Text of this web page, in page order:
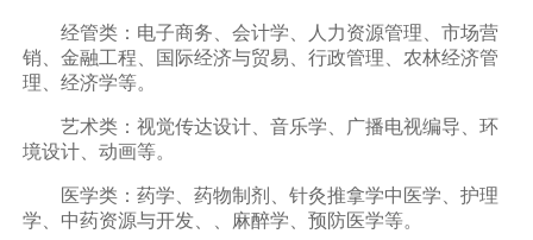
经管类：电子商务、会计学、人力资源管理、市场营
销、金融工程、国际经济与贸易、行政管理、农林经济管
理、经济学等。
艺术类：视觉传达设计、音乐学、广播电视编导、环
境设计、动画等。
医学类：药学、药物制剂、针灸推拿学中医学、护理
学、中药资源与开发、、麻醉学、预防医学等。